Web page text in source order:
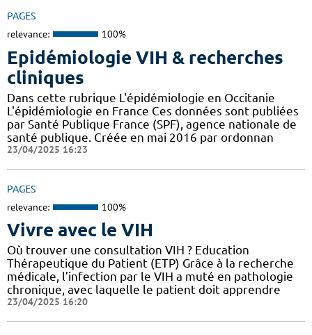
PAGES
relevance: 100%
Epidémiologie VIH & recherches
cliniques
Dans cette rubrique L'épidémiologie en Occitanie
L'épidémiologie en France Ces données sont publiées
par Santé Publique France (SPF), agence nationale de
santé publique. Créée en mai 2016 par ordonnan
23/04/2025 16:23
PAGES
relevance: 100%
Vivre avec le VIH
Où trouver une consultation VIH ? Education
Thérapeutique du Patient (ETP) Grâce à la recherche
médicale, l’infection par le VIH a muté en pathologie
chronique, avec laquelle le patient doit apprendre
23/04/2025 16:20